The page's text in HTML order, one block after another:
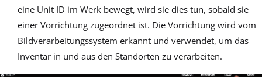
eine Unit ID im Werk bewegt, wird sie dies tun, sobald sie
einer Vorrichtung zugeordnet ist. Die Vorrichtung wird vom
Bildverarbeitungssystem erkannt und verwendet, um das
Inventar in und aus den Standorten zu verarbeiten.